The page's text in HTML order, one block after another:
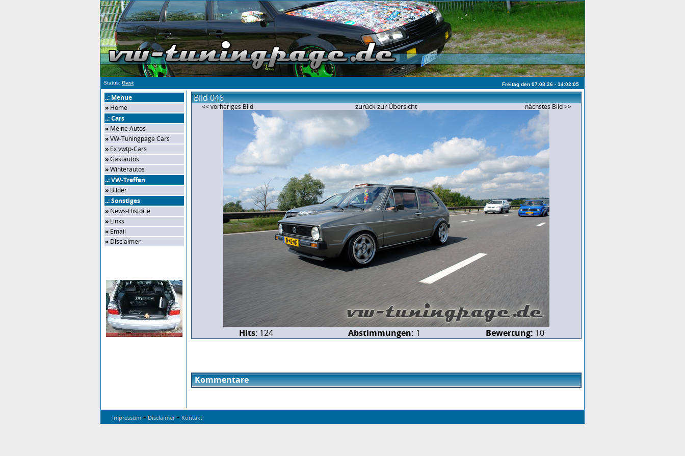
Status: Gast Freitag den 07.08.26 - 14:02:05
..: Menue
» Home
..: Cars
» Meine Autos
»VW-Tuningpage Cars
» Ex vwtp-Cars
»Gastautos
»Winterautos
..: VW-Treffen
» Bilder
..: Sonstiges
» News-Historie
» Links
» Email
» Disclaimer
Bild 046
<< vorheriges Bild zurück zur Übersicht nächstes Bild >>
Hits: 124 Abstimmungen: 1 Bewertung: 10
Kommentare
Impressum - Disclaimer- Kontakt